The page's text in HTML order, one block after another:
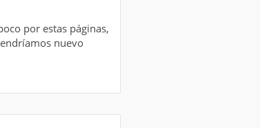
por estas páginas,
nuevo